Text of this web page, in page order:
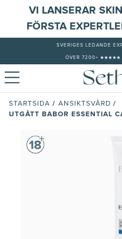
VI LANSERAR
FÖRSTA
SVERIGES LEDANDE
ÖVER 7200+ ★★★★★
STARTSIDA / ANSIKTSVÅRD /
UTGÅTT BABOR ESSENTIAL